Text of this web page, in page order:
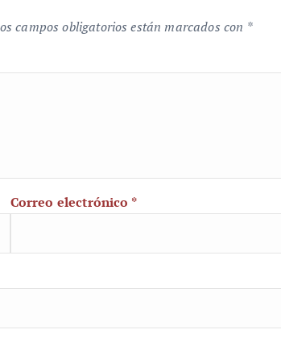
campos obligatorios están marcados con *
Correo electrónico *